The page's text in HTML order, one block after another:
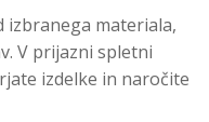
izbranega materiala,
V prijazni spletni
izdelke in naročite